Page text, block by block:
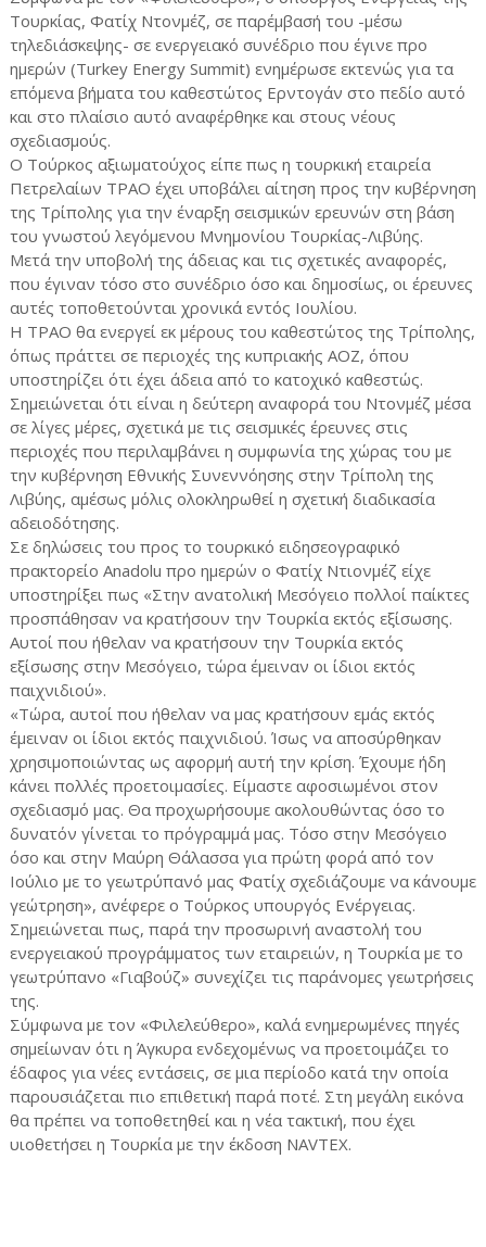
Τουρκίας, Φατίχ Ντονμέζ, σε παρέμβασή του -μέσω
τηλεδιάσκεψης- σε ενεργειακό συνέδριο που έγινε προ
ημερών (Turkey Energy Summit) ενημέρωσε εκτενώς για τα
επόμενα βήματα του καθεστώτος Ερντογάν στο πεδίο αυτό
και στο πλαίσιο αυτό αναφέρθηκε και στους νέους
σχεδιασμούς.
Ο Τούρκος αξιωματούχος είπε πως η τουρκική εταιρεία
Πετρελαίων ΤΡΑΟ έχει υποβάλει αίτηση προς την κυβέρνηση
της Τρίπολης για την έναρξη σεισμικών ερευνών στη βάση
του γνωστού λεγόμενου Μνημονίου Τουρκίας-Λιβύης.
Μετά την υποβολή της άδειας και τις σχετικές αναφορές,
που έγιναν τόσο στο συνέδριο όσο και δημοσίως, οι έρευνες
αυτές τοποθετούνται χρονικά εντός Ιουλίου.
Η ΤΡΑΟ θα ενεργεί εκ μέρους του καθεστώτος της Τρίπολης,
όπως πράττει σε περιοχές της κυπριακής ΑΟΖ, όπου
υποστηρίζει ότι έχει άδεια από το κατοχικό καθεστώς.
Σημειώνεται ότι είναι η δεύτερη αναφορά του Ντονμέζ μέσα
σε λίγες μέρες, σχετικά με τις σεισμικές έρευνες στις
περιοχές που περιλαμβάνει η συμφωνία της χώρας του με
την κυβέρνηση Εθνικής Συνεννόησης στην Τρίπολη της
Λιβύης, αμέσως μόλις ολοκληρωθεί η σχετική διαδικασία
αδειοδότησης.
Σε δηλώσεις του προς το τουρκικό ειδησεογραφικό
πρακτορείο Anadolu προ ημερών ο Φατίχ Ντιονμέζ είχε
υποστηρίξει πως «Στην ανατολική Μεσόγειο πολλοί παίκτες
προσπάθησαν να κρατήσουν την Τουρκία εκτός εξίσωσης.
Αυτοί που ήθελαν να κρατήσουν την Τουρκία εκτός
εξίσωσης στην Μεσόγειο, τώρα έμειναν οι ίδιοι εκτός
παιχνιδιού».
«Τώρα, αυτοί που ήθελαν να μας κρατήσουν εμάς εκτός
έμειναν οι ίδιοι εκτός παιχνιδιού. Ίσως να αποσύρθηκαν
χρησιμοποιώντας ως αφορμή αυτή την κρίση. Έχουμε ήδη
κάνει πολλές προετοιμασίες. Είμαστε αφοσιωμένοι στον
σχεδιασμό μας. Θα προχωρήσουμε ακολουθώντας όσο το
δυνατόν γίνεται το πρόγραμμά μας. Τόσο στην Μεσόγειο
όσο και στην Μαύρη Θάλασσα για πρώτη φορά από τον
Ιούλιο με το γεωτρύπανό μας Φατίχ σχεδιάζουμε να κάνουμε
γεώτρηση», ανέφερε ο Τούρκος υπουργός Ενέργειας.
Σημειώνεται πως, παρά την προσωρινή αναστολή του
ενεργειακού προγράμματος των εταιρειών, η Τουρκία με το
γεωτρύπανο «Γιαβούζ» συνεχίζει τις παράνομες γεωτρήσεις
της.
Σύμφωνα με τον «Φιλελεύθερο», καλά ενημερωμένες πηγές
σημείωναν ότι η Άγκυρα ενδεχομένως να προετοιμάζει το
έδαφος για νέες εντάσεις, σε μια περίοδο κατά την οποία
παρουσιάζεται πιο επιθετική παρά ποτέ. Στη μεγάλη εικόνα
θα πρέπει να τοποθετηθεί και η νέα τακτική, που έχει
υιοθετήσει η Τουρκία με την έκδοση NAVTEX.